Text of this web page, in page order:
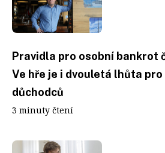
Pravidla pro osobní bankrot
Ve hře je i dvouletá lhůta
důchodců
3 minuty čtení